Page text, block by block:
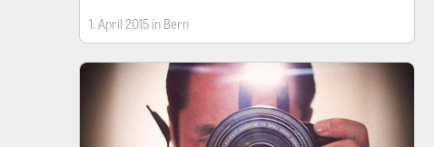
1. April 2015 in Bern